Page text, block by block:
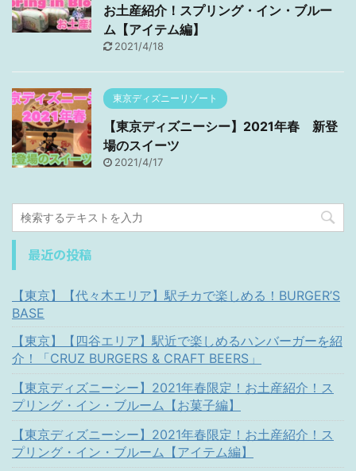
お土産紹介！スプリング・イン・ブルー
ム【アイテム編】
2021/4/18
東京ディズニーリゾート
【東京ディズニーシー】2021年春 新登
場のスイーツ
2021/4/17
最近の投稿
【東京】【代々木エリア】駅チカで楽しめる！BURGER’S
BASE
【東京】【四谷エリア】駅近で楽しめるハンバーガーを紹
介！「CRUZ BURGERS & CRAFT BEERS」
【東京ディズニーシー】2021年春限定！お土産紹介！ス
プリング・イン・ブルーム【お菓子編】
【東京ディズニーシー】2021年春限定！お土産紹介！ス
プリング・イン・ブルーム【アイテム編】